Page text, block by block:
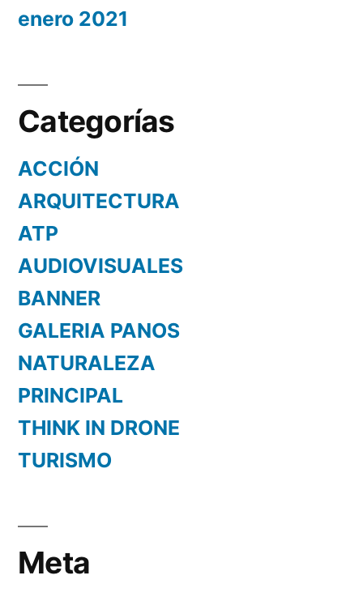
enero 2021
Categorías
ACCIÓN
ARQUITECTURA
ATP
AUDIOVISUALES
BANNER
GALERIA PANOS
NATURALEZA
PRINCIPAL
THINK IN DRONE
TURISMO
Meta